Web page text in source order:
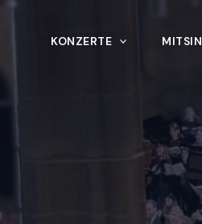
KONZERTE